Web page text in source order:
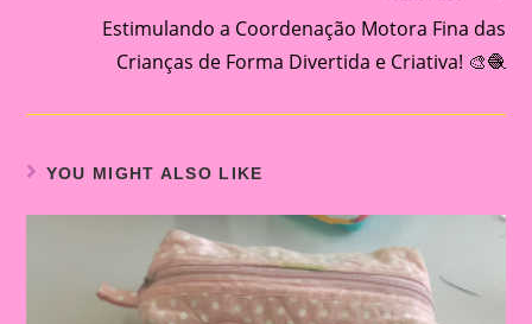
Estimulando a Coordenação Motora Fina das
Crianças de Forma Divertida e Criativa! 🎨🧶
YOU MIGHT ALSO LIKE